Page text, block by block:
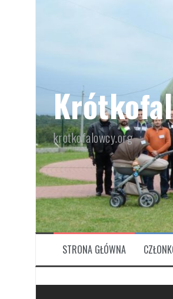
krotkofalowcy.org
STRONA GŁÓWNA